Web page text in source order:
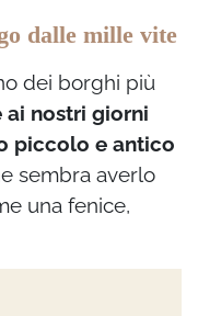
dalle mille vite
dei borghi più
ai nostri giorni
piccolo e antico
sembra averlo
una fenice,